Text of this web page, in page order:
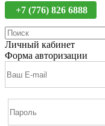
+7 (776) 826 6888
Личный кабинет
Форма авторизации